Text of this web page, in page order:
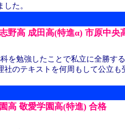
た。
野高 成田高(特進α) 市原中央
を勉強したことで私立に全勝す
社のテキストを何周もして公立も
高 敬愛学園高(特進) 合格